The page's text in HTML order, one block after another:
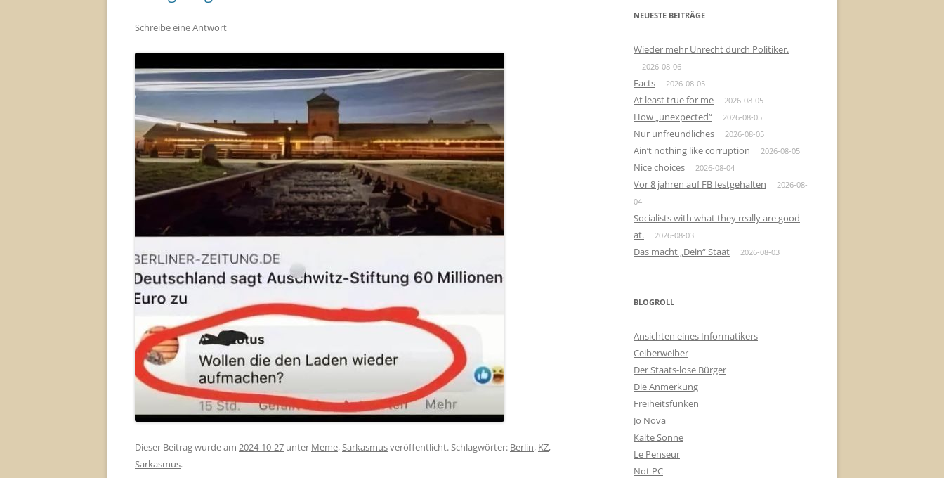
Schreibe eine Antwort
Dieser Beitrag wurde am 2024-10-27 unter Meme,Sarkasmusveröffentlicht. Schlagwörter: Berlin, KZ,
Sarkasmus.
NEUESTE BEITRÄGE
Wieder mehr Unrecht durch Politiker.
2026-08-06
Facts 2026-08-05
At least true for me 2026-08-05
How „unexpected“ 2026-08-05
Nur unfreundliches 2026-08-05
Ain’t nothing like corruption 2026-08-05
Nice choices 2026-08-04
Vor 8 jahren auf FB festgehalten
2026-08-
04
Socialists with what they really are good
at.
2026-08-03
Das macht „Dein“ Staat 2026-08-03
BLOGROLL
Ansichten eines Informatikers
Ceiberweiber
Der Staats-lose Bürger
Die Anmerkung
Freiheitsfunken
Jo Nova
Kalte Sonne
Le Penseur
Not PC